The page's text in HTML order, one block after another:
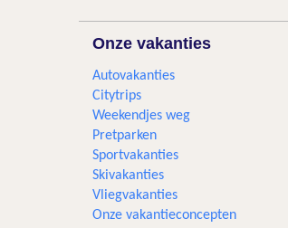
Onze vakanties
Autovakanties
Citytrips
Weekendjes weg
Pretparken
Sportvakanties
Skivakanties
Vliegvakanties
Onze vakantieconcepten